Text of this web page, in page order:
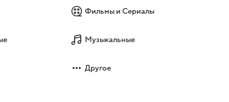
Фильмы и Сериалы
Музыкальные
Другое